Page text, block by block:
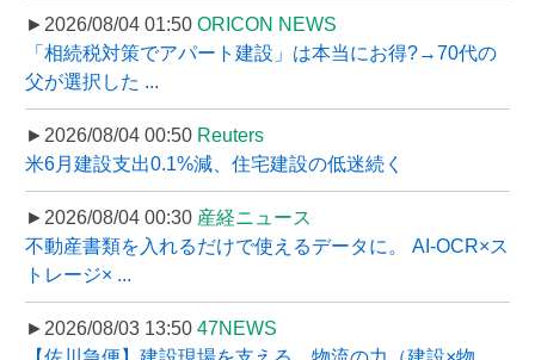
►2026/08/04 01:50 ORICON NEWS
「相続税対策でアパート建設」は本当にお得?→70代の
父が選択した ...
►2026/08/04 00:50 Reuters
米6月建設支出0.1%減、住宅建設の低迷続く
►2026/08/04 00:30 産経ニュース
不動産書類を入れるだけで使えるデータに。 AI-OCR×ス
トレージ× ...
►2026/08/03 13:50 47NEWS